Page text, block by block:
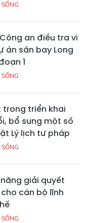
an điều tra vi
án sân bay Long
1
trong triển khai
bổ sung một số
Lý lịch tư pháp
giải quyết
cán bộ lĩnh